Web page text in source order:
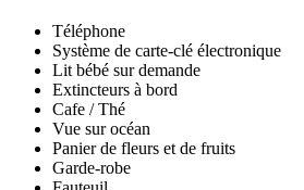
Téléphone
Système de carte-clé électronique
Lit bébé sur demande
Extincteurs à bord
Cafe / Thé
Vue sur océan
Panier de fleurs et de fruits
Garde-robe